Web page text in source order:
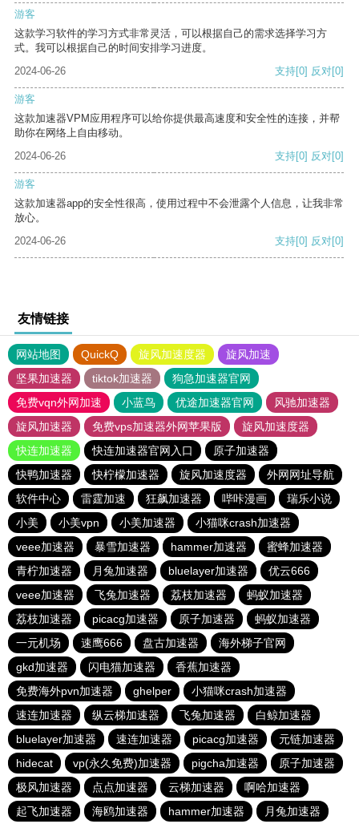
游客
这款学习软件的学习方式非常灵活，可以根据自己的需求选择学习方
式。我可以根据自己的时间安排学习进度。
2024-06-26
支持[0] 反对[0]
游客
这款加速器VPM应用程序可以给你提供最高速度和安全性的连接，并帮
助你在网络上自由移动。
2024-06-26
支持[0] 反对[0]
游客
这款加速器app的安全性很高，使用过程中不会泄露个人信息，让我非常
放心。
2024-06-26
支持[0] 反对[0]
友情链接
网站地图 QuickQ 旋风加速度器
旋风加速
坚果加速器
tiktok加速器
狗急加速器官网
免费vqn外网加速
小蓝鸟 优途加速器官网
风驰加速器
旋风加速器
免费vps加速器外网苹果版
旋风加速度器
快连加速器
快连加速器官网入口
原子加速器
快鸭加速器
快柠檬加速器 旋风加速度器
外网网址导航
软件中心
雷霆加速 狂飙加速器 哔咔漫画
瑞乐小说
小美
小美vpn 小美加速器
小猫咪crash加速器
veee加速器
暴雪加速器 hammer加速器
蜜蜂加速器
青柠加速器
月兔加速器 bluelayer加速器
优云666
veee加速器
飞兔加速器 荔枝加速器
蚂蚁加速器
荔枝加速器
picacg加速器 原子加速器
蚂蚁加速器
一元机场
速鹰666 盘古加速器
海外梯子官网
gkd加速器
闪电猫加速器
香蕉加速器
免费海外pvn加速器
ghelper
小猫咪crash加速器
速连加速器
纵云梯加速器 飞兔加速器
白鲸加速器
bluelayer加速器
速连加速器 picacg加速器
元链加速器
hidecat
vp(永久免费)加速器 pigcha加速器
原子加速器
极风加速器
点点加速器 云梯加速器
啊哈加速器
起飞加速器
海鸥加速器 hammer加速器 月兔加速器